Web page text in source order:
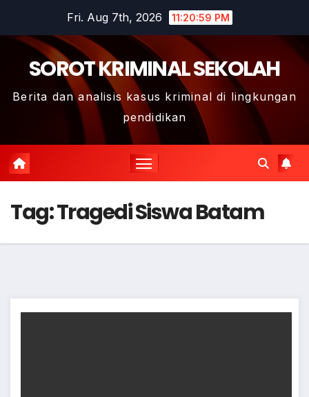
content
Fri. Aug 7th, 2026 11:21:00 PM
SOROT KRIMINAL SEKOLAH
Berita dan analisis kasus kriminal di lingkungan
pendidikan
Tag:Tragedi Siswa Batam